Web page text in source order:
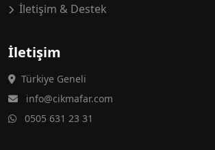
İletişim & Destek
İletişim
Türkiye Geneli
info@cikmafar.com
0505 631 23 31